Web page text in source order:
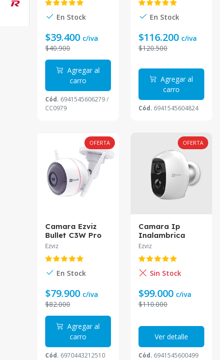
En Stock
$39.400 c/iva
$40.900
Agregar al
carro
Cód. 6941545606279 /
CC0979
BC1C-B0-
2C2WPBDL Ezviz
En Stock
$116.200 c/iva
$120.500
Agregar al
carro
Cód. 6941545604824
OFERTA
Camara Ezviz
Bullet C3W Pro
Ip Ir30 Night
Ezviz
En Stock
$79.900 c/iva
$82.000
Agregar al
carro
Cód. 6970443212510
OFERTA
Camara Ip
Inalambrica
Ezviz Con
Ezviz
Sin Stock
$99.000 c/iva
$110.000
Ver detalle
Cód. 6941545600499